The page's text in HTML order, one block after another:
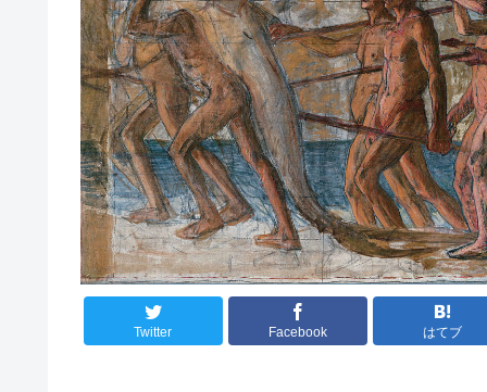
Twitter Facebook はてブ